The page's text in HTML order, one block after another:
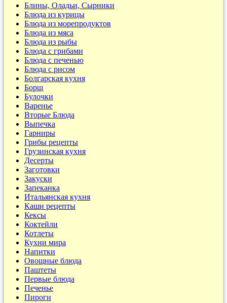
Блины, Оладьи, Сырники
Блюда из курицы
Блюда из морепродуктов
Блюда из мяса
Блюда из рыбы
Блюда с грибами
Блюда с печенью
Блюда с рисом
Болгарская кухня
Борщ
Булочки
Варенье
Вторые Блюда
Выпечка
Гарниры
Грибы рецепты
Грузинская кухня
Десерты
Заготовки
Закуски
Запеканка
Итальянская кухня
Каши рецепты
Кексы
Коктейли
Котлеты
Кухни мира
Напитки
Овощные блюда
Паштеты
Первые блюда
Печенье
Пироги